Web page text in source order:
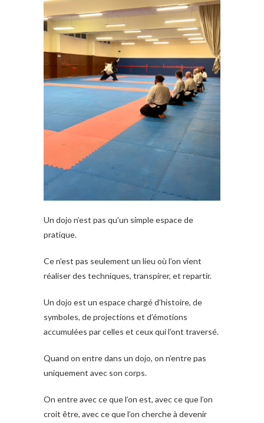
Un dojo n’est pas qu’un simple espace de
pratique.
Ce n’est pas seulement un lieu où l’on vient
réaliser des techniques, transpirer, et repartir.
Un dojo est un espace chargé d’histoire, de
symboles, de projections et d’émotions
accumulées par celles et ceux qui l’ont traversé.
Quand on entre dans un dojo, on n’entre pas
uniquement avec son corps.
On entre avec ce que l’on est, avec ce que l’on
croit être, avec ce que l’on cherche à devenir